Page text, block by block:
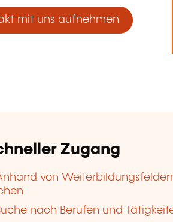
mit uns aufnehmen
Zugang
von
nach Berufen und